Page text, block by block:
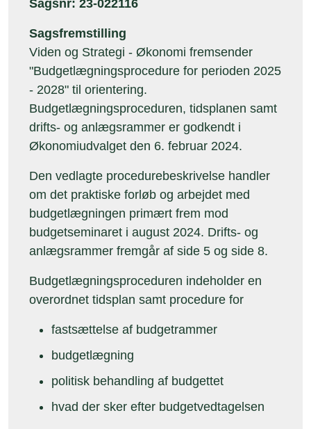
Sagsnr: 23-022116
Sagsfremstilling
Viden og Strategi - Økonomi fremsender
"Budgetlægningsprocedure for perioden 2025
- 2028" til orientering.
Budgetlægningsproceduren, tidsplanen samt
drifts- og anlægsrammer er godkendt i
Økonomiudvalget den 6. februar 2024.
Den vedlagte procedurebeskrivelse handler
om det praktiske forløb og arbejdet med
budgetlægningen primært frem mod
budgetseminaret i august 2024. Drifts- og
anlægsrammer fremgår af side 5 og side 8.
Budgetlægningsproceduren indeholder en
overordnet tidsplan samt procedure for
fastsættelse af budgetrammer
budgetlægning
politisk behandling af budgettet
hvad der sker efter budgetvedtagelsen